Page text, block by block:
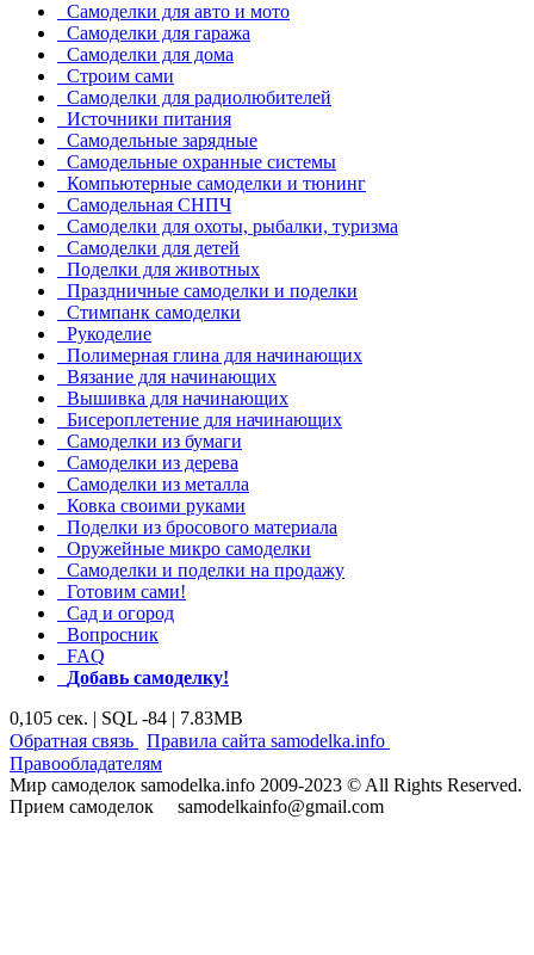
Самоделки для авто и мото
Самоделки для гаража
Самоделки для дома
Строим сами
Самоделки для радиолюбителей
Источники питания
Самодельные зарядные
Самодельные охранные системы
Компьютерные самоделки и тюнинг
Самодельная СНПЧ
Самоделки для охоты, рыбалки, туризма
Самоделки для детей
Поделки для животных
Праздничные самоделки и поделки
Стимпанк самоделки
Рукоделие
Полимерная глина для начинающих
Вязание для начинающих
Вышивка для начинающих
Бисероплетение для начинающих
Самоделки из бумаги
Самоделки из дерева
Самоделки из металла
Ковка своими руками
Поделки из бросового материала
Оружейные микро самоделки
Самоделки и поделки на продажу
Готовим сами!
Сад и огород
Вопросник
FAQ
Добавь самоделку!
0,105 сек. | SQL -84 | 7.83MB
Обратная связь
Правила сайта samodelka.info
Правообладателям
Мир самоделок samodelka.info 2009-2023 © All Rights Reserved.
Прием самоделок samodelkainfo@gmail.com